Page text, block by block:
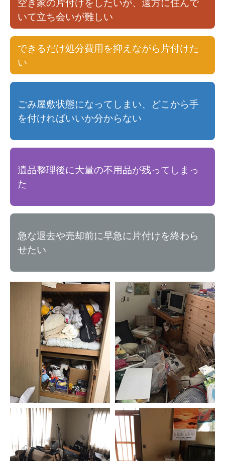
いて立ち会いが難しい
できるだけ処分費用を抑えながら片付けた
い
ごみ屋敷状態になってしまい、どこから手
を付ければいいか分からない
遺品整理後に大量の不用品が残ってしまっ
た
急な退去や売却前に早急に片付けを終わら
せたい